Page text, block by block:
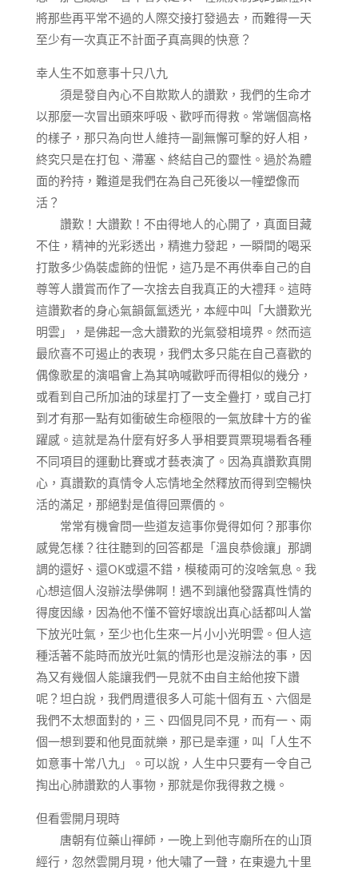
將那些再平常不過的人際交接打發過去，而難得一天
至少有一次真正不計面子真高興的快意？
幸人生不如意事十只八九
須是發自內心不自欺欺人的讚歎，我們的生命才
以那麼一次冒出頭來呼吸、歡呼而得救。常端個高格
的樣子，那只為向世人維持一副無懈可擊的好人相，
終究只是在打包、滯塞、終結自己的靈性。過於為體
面的矜持，難道是我們在為自己死後以一幢塑像而
活？
讚歎！大讚歎！不由得地人的心開了，真面目藏
不住，精神的光彩透出，精進力發起，一瞬間的喝采
打散多少偽裝虛飾的忸怩，這乃是不再供奉自己的自
尊等人讚賞而作了一次捨去自我真正的大禮拜。這時
這讚歎者的身心氣韻氤氳透光，本經中叫「大讚歎光
明雲」，是佛起一念大讚歎的光氣發相境界。然而這
最欣喜不可遏止的表現，我們太多只能在自己喜歡的
偶像歌星的演唱會上為其吶喊歡呼而得相似的幾分，
或看到自己所加油的球星打了一支全疊打，或自己打
到才有那一點有如衝破生命極限的一氣放肆十方的雀
躍感。這就是為什麼有好多人爭相要買票現場看各種
不同項目的運動比賽或才藝表演了。因為真讚歎真開
心，真讚歎的真情令人忘情地全然釋放而得到空暢快
活的滿足，那絕對是值得回票價的。
常常有機會問一些道友這事你覺得如何？那事你
感覺怎樣？往往聽到的回答都是「溫良恭儉讓」那調
調的還好、還OK或還不錯，模稜兩可的沒啥氣息。我
心想這個人沒辦法學佛啊！遇不到讓他發露真性情的
得度因緣，因為他不懂不管好壞說出真心話都叫人當
下放光吐氣，至少也化生來一片小小光明雲。但人這
種活著不能時而放光吐氣的情形也是沒辦法的事，因
為又有幾個人能讓我們一見就不由自主給他按下讚
呢？坦白說，我們周遭很多人可能十個有五、六個是
我們不太想面對的，三、四個見同不見，而有一、兩
個一想到要和他見面就樂，那已是幸運，叫「人生不
如意事十常八九」。可以說，人生中只要有一令自己
掏出心肺讚歎的人事物，那就是你我得救之機。
但看雲開月現時
唐朝有位藥山禪師，一晚上到他寺廟所在的山頂
經行，忽然雲開月現，他大嘯了一聲，在東邊九十里